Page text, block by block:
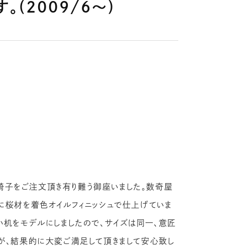
子をご注文頂き有り難う御座いました。数奇屋
材を着色オイルフィニッシュで仕上げていま
をモデルにしましたので、サイズは同一、意匠
、結果的に大変ご満足して頂きまして安心致し